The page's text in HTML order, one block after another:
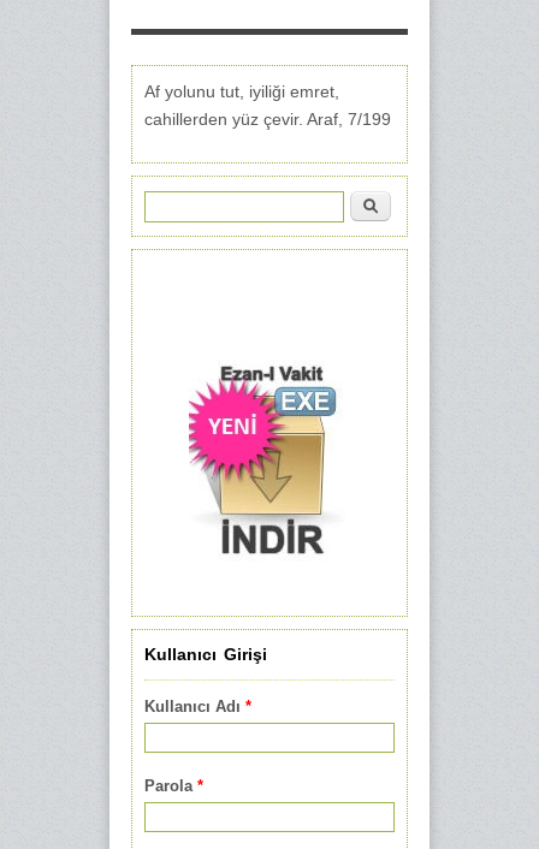
Af yolunu tut, iyiliği emret,
cahillerden yüz çevir. Araf, 7/199
Arama formu
Ara
Kullanıcı Girişi
Kullanıcı Adı *
Parola *